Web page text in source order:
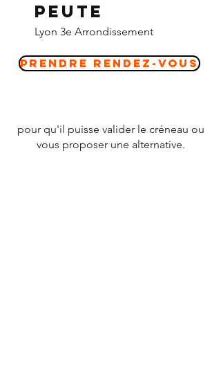
peute
Lyon 3e Arrondissement
Prendre Rendez-vous
pour qu'il puisse valider le créneau ou
vous proposer une alternative.